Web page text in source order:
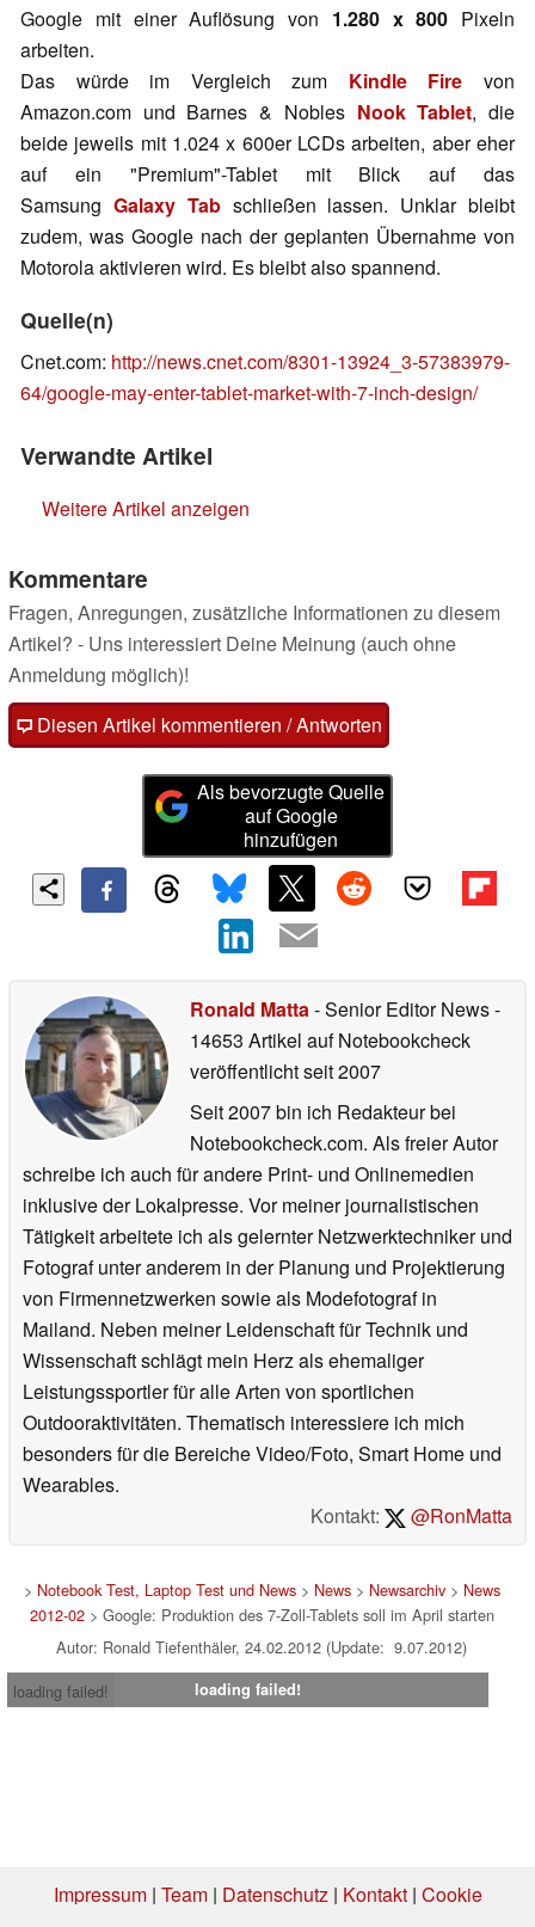
Google mit einer Auflösung von 1.280 x 800 Pixeln
arbeiten.
Das würde im Vergleich zum Kindle Fire von
Amazon.com und Barnes & Nobles Nook Tablet, die
beide jeweils mit 1.024 x 600er LCDs arbeiten, aber eher
auf ein "Premium"-Tablet mit Blick auf das
Samsung Galaxy Tabschließen lassen. Unklar bleibt
zudem, was Google nach der geplanten Übernahme von
Motorola aktivieren wird. Es bleibt also spannend.
Quelle(n)
Cnet.com: http://news.cnet.com/8301-13924_3-57383979-
64/google-may-enter-tablet-market-with-7-inch-design/
Verwandte Artikel
Weitere Artikel anzeigen
Kommentare
Fragen, Anregungen, zusätzliche Informationen zu diesem
Artikel? - Uns interessiert Deine Meinung (auch ohne
Anmeldung möglich)!
Diesen Artikel kommentieren / Antworten
Als bevorzugte Quelle
auf Google
hinzufügen
Ronald Matta- Senior Editor News-
14653 Artikel auf Notebookcheck
veröffentlichtseit 2007
Seit 2007 bin ich Redakteur bei
Notebookcheck.com. Als freier Autor
schreibe ich auch für andere Print- und Onlinemedien
inklusive der Lokalpresse. Vor meiner journalistischen
Tätigkeit arbeitete ich als gelernter Netzwerktechniker und
Fotograf unter anderem in der Planung und Projektierung
von Firmennetzwerken sowie als Modefotograf in
Mailand. Neben meiner Leidenschaft für Technik und
Wissenschaft schlägt mein Herz als ehemaliger
Leistungssportler für alle Arten von sportlichen
Outdooraktivitäten. Thematisch interessiere ich mich
besonders für die Bereiche Video/Foto, Smart Home und
Wearables.
Kontakt:
@RonMatta
> Notebook Test, Laptop Test und News> News> Newsarchiv> News
2012-02> Google: Produktion des 7-Zoll-Tablets soll im April starten
Autor: Ronald Tiefenthäler, 24.02.2012 (Update: 9.07.2012)
loading failed!
loading failed!
Impressum| Team| Datenschutz| Kontakt| Cookie